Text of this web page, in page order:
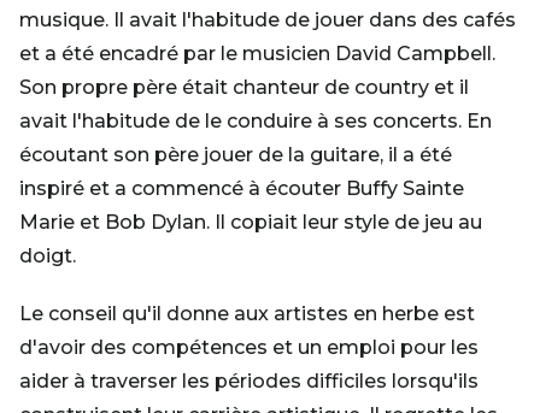
musique. Il avait l'habitude de jouer dans des cafés
et a été encadré par le musicien David Campbell.
Son propre père était chanteur de country et il
avait l'habitude de le conduire à ses concerts. En
écoutant son père jouer de la guitare, il a été
inspiré et a commencé à écouter Buffy Sainte
Marie et Bob Dylan. Il copiait leur style de jeu au
doigt.
Le conseil qu'il donne aux artistes en herbe est
d'avoir des compétences et un emploi pour les
aider à traverser les périodes difficiles lorsqu'ils